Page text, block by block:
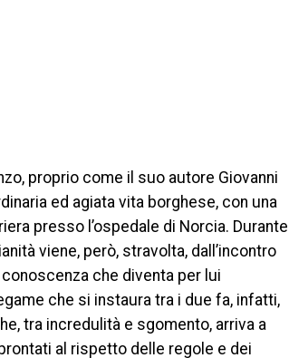
proprio come il suo autore Giovanni
ed agiata vita borghese, con una
presso l’ospedale di Norcia. Durante
viene, però, stravolta, dall’incontro
che diventa per lui
che si instaura tra i due fa, infatti,
tra incredulità e sgomento, arriva a
al rispetto delle regole e dei